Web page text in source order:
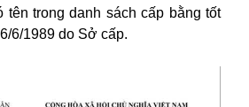
tên trong danh sách cấp bằng tốt
6/1989 do Sở cấp.